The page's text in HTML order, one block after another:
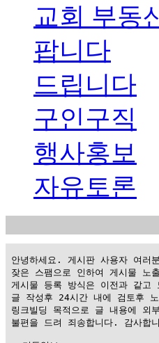
교회 부동
팝니다
드립니다
구인구직
행사홍보
자유토론
안녕하세요. 게시판 사용자 여러
잦은 스팸으로 인하여 게시물 노
게시물 등록 방식은 이전과 같고
글 작성후 24시간 내에 검토후
링크빌딩 목적으로 글 내용에 외
불편을 드려 죄송합니다. 감사합